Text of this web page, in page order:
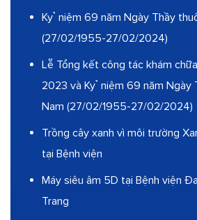
Kỷ niệm 69 năm Ngày Thầy
(27/02/1955-27/02/2024)
Lễ Tổng kết công tác khám
2023 và Kỷ niệm 69 năm Ngày
Nam (27/02/1955-27/02/2024)
Trồng cây xanh vì môi trường
tại Bệnh viện
Máy siêu âm 5D tại Bệnh viện
Trang